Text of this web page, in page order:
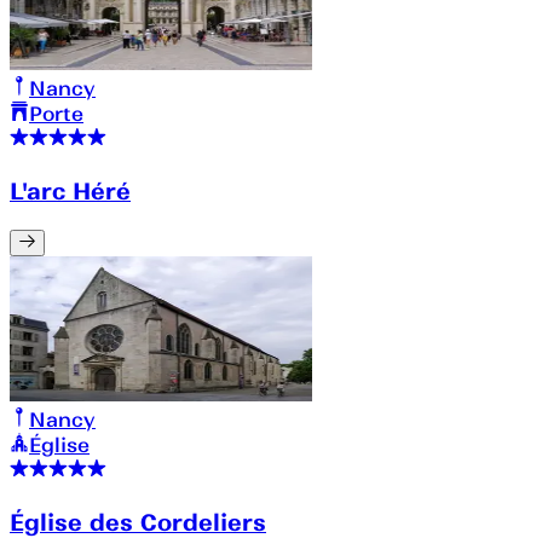
Nancy
Porte
L'arc Héré
Nancy
Église
Église des Cordeliers